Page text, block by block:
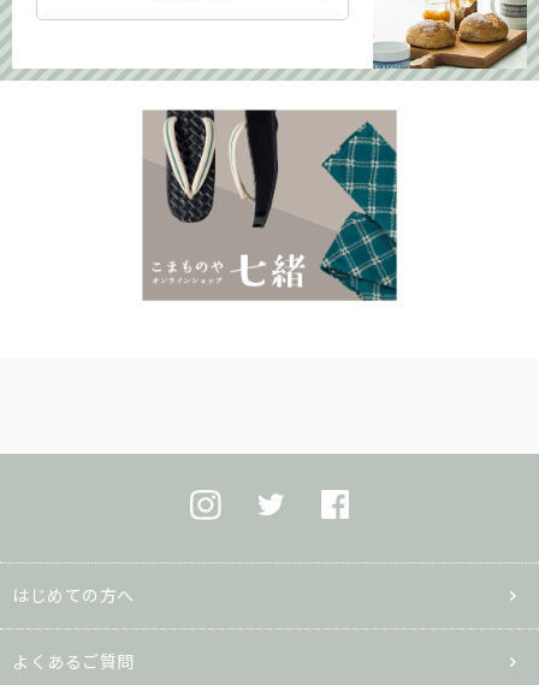
はじめての方へ
よくあるご質問